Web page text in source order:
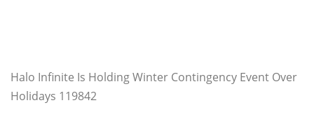
Halo Infinite Is Holding Winter Contingency Event Over
Holidays 119842